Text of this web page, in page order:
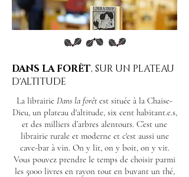
DANS LA FORÊT, SUR UN PLATEAU
D'ALTITUDE
La librairie Dans la forêtest située à la Chaise-
Dieu, un plateau d'altitude, six cent habitant.e.s,
et des milliers d’arbres alentours. C’est une
librairie rurale et moderne et c'est aussi une
cave-bar à vin. On y lit, on y boit, on y vit.
Vous pouvez prendre le temps de choisir parmi
les 5000 livres en rayon tout en buvant un thé,